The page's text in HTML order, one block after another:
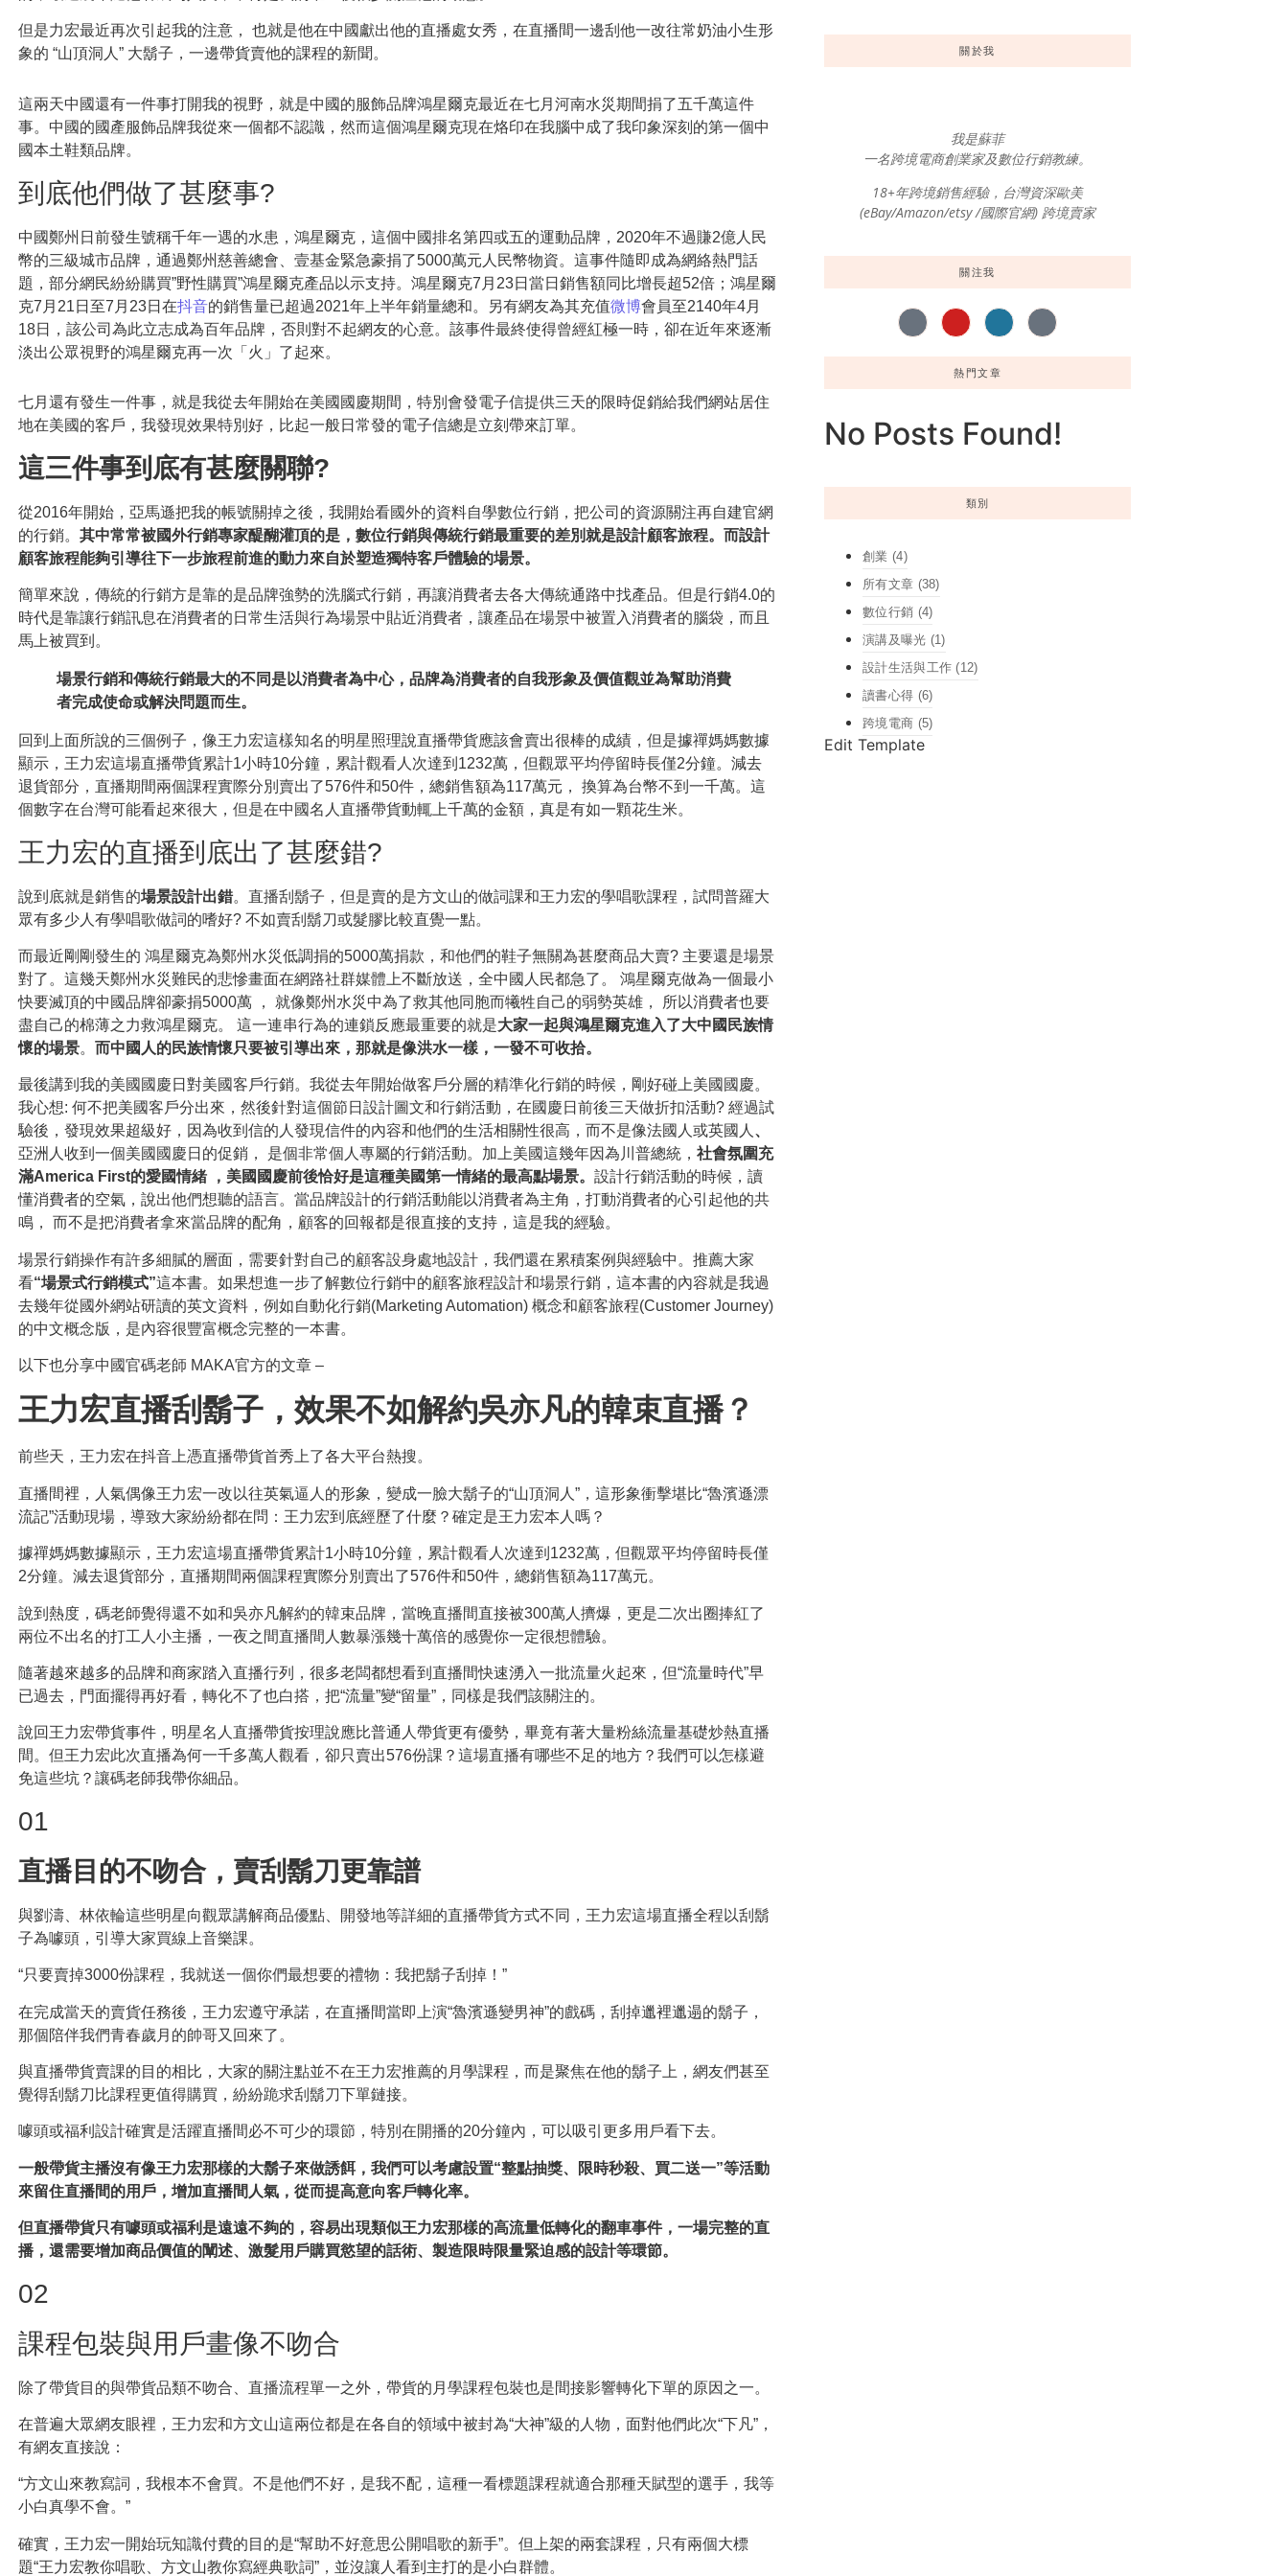
但是力宏最近再次引起我的注意， 也就是他在中國獻出他的直播處女秀，在直播間一邊刮他一改往常奶油小生形
象的 “山頂洞人” 大鬍子 ，一邊帶貨賣他的課程的新聞 。
這兩天中國還有一件事打開我的視野，就是中國的服飾品牌鴻星爾克最近在七月河南水災期間捐了五千萬這件
事。中國的國產服飾品牌我從來一個都不認識，然而這個鴻星爾克現在烙印在我腦中成了我印象深刻的第一個中
國本土鞋類品牌。
到底他們做了甚麼事?
中國鄭州日前發生號稱千年一遇的水患，鴻星爾克，這個中國排名第四或五的運動品牌，2020年不過賺2億人民
幣的三級城市品牌，通過鄭州慈善總會、壹基金緊急豪捐了5000萬元人民幣物資。這事件隨即成為網絡熱門話
題，部分網民紛紛購買”野性購買”鴻星爾克產品以示支持。鴻星爾克7月23日當日銷售額同比增長超52倍；鴻星爾
克7月21日至7月23日在抖音的銷售量已超過2021年上半年銷量總和。另有網友為其充值微博會員至2140年4月
18日，該公司為此立志成為百年品牌，否則對不起網友的心意。該事件最終使得曾經紅極一時，卻在近年來逐漸
淡出公眾視野的鴻星爾克再一次「火」了起來。
七月還有發生一件事，就是我從去年開始在美國國慶期間，特別會發電子信提供三天的限時促銷給我們網站居住
地在美國的客戶，我發現效果特別好，比起一般日常發的電子信總是立刻帶來訂單。
這三件事到底有甚麼關聯?
從2016年開始，亞馬遜把我的帳號關掉之後 ，我開始看國外的資料自學數位行銷，把公司的資源關注再自建官網
的行銷。 其中常常被國外行銷專家醍醐灌頂的是，數位行銷與傳統行銷最重要的差別就是設計顧客旅程。而設計
顧客旅程能夠引導往下一步旅程前進的動力來自於塑造獨特客戶體驗的場景。
簡單來說，傳統的行銷方是靠的是品牌強勢的洗腦式行銷，再讓消費者去各大傳統通路中找產品。但是行銷4.0的
時代是靠讓行銷訊息在消費者的日常生活與行為場景中貼近消費者，讓產品在場景中被置入消費者的腦袋，而且
馬上被買到 。
場景行銷和傳統行銷最大的不同是以消費者為中心，品牌為消費者的自我形象及價值觀並為幫助消費
者完成使命或解決問題而生。
回到上面所說的三個例子，像王力宏這樣知名的明星照理說直播帶貨應該會賣出很棒的成績，但是據禪媽媽數據
顯示，王力宏這場直播帶貨累計1小時10分鐘，累計觀看人次達到1232萬，但觀眾平均停留時長僅2分鐘。減去
退貨部分，直播期間兩個課程實際分別賣出了576件和50件，總銷售額為117萬元 ，
換算為台幣不到一千萬。這
個數字在台灣可能看起來很大，但是在中國名人直播帶貨動輒上千萬的金額 ，真是有如一顆花生米。
王力宏的直播到底出了甚麼錯?
說到底就是銷售的場景設計出錯。直播刮鬍子，但是賣的是方文山的做詞課和王力宏的學唱歌課程，試問普羅大
眾有多少人有學唱歌做詞的嗜好? 不如賣刮鬍刀或髮膠比較直覺一點。
而最近剛剛發生的 鴻星爾克為鄭州 水災低調捐的5000萬捐款 ，和他們的鞋子無關為甚麼商品大賣? 主要還是場景
對了 。這幾天鄭州水災難民的悲慘畫面在網路社群媒體上不斷放送，全中國人民都急了。 鴻星爾克做為一個最小
快要滅頂的中國品牌卻豪捐5000萬
， 就像鄭州水災中為了救其他同胞而犧牲自己的弱勢英雄 ，
所以消費者也要
盡自己的棉薄之力救鴻星爾克。 這一連串行為的連鎖反應最重要的就是大家一起與鴻星爾克進入了大中國民族情
懷的場景。 而中國人的民族情懷只要被引導出來，那就是像洪水一樣，一發不可收拾。
最後講到我的美國國慶日對美國客戶行銷。我從去年開始做客戶分層的精準化行銷的時候 ，剛好碰上美國國慶。
我心想: 何不把美國客戶分出來，然後針對這個節日設計圖文和行銷活動，在國慶日前後三天做折扣活動? 經過試
驗後，發現效果超級好，因為收到信的人發現信件的內容和他們的生活相關性很高，而不是像法國人或英國人 、
亞洲人收到一個美國國慶日的促銷 ， 是個非常個人專屬的行銷活動。加上美國這幾年因為川普總統， 社會氛圍充
滿America First的愛國情緒 ，美國國慶前後恰好是這種美國第一情緒的最高點場景。 設計行銷活動的時候，讀
懂消費者的空氣，說出他們想聽的語言。當品牌設計的行銷活動能以消費者為主角，打動消費者的心引起他的共
鳴，
而不是把消費者拿來當品牌的配角，顧客的回報都是很直接的支持，這是我的經驗。
場景行銷操作有許多細膩的層面，需要針對自己的顧客設身處地設計，我們還在累積案例與經驗中。推薦大家
看“場景式行銷模式”這本書。如果想進一步了解數位行銷中的顧客旅程設計和場景行銷，這本書的內容就是我過
去幾年從國外網站研讀的英文資料，例如自動化行銷(Marketing Automation) 概念和顧客旅程(Customer Journey)
的中文概念版，是內容很豐富概念完整的一本書。
以下也分享中國官碼老師 MAKA官方的文章 –
王力宏直播刮鬍子，效果不如解約吳亦凡的韓束直播？
前些天，王力宏在抖音上憑直播帶貨首秀上了各大平台熱搜。
直播間裡，人氣偶像王力宏一改以往英氣逼人的形象，變成一臉大鬍子的“山頂洞人”，這形象衝擊堪比“魯濱遜漂
流記”活動現場，導致大家紛紛都在問：王力宏到底經歷了什麼？確定是王力宏本人嗎？
據禪媽媽數據顯示，王力宏這場直播帶貨累計1小時10分鐘，累計觀看人次達到1232萬，但觀眾平均停留時長僅
2分鐘。減去退貨部分，直播期間兩個課程實際分別賣出了576件和50件，總銷售額為117萬元。
說到熱度，碼老師覺得還不如和吳亦凡解約的韓束品牌，當晚直播間直接被300萬人擠爆，更是二次出圈捧紅了
兩位不出名的打工人小主播，一夜之間直播間人數暴漲幾十萬倍的感覺你一定很想體驗。
隨著越來越多的品牌和商家踏入直播行列，很多老闆都想看到直播間快速湧入一批流量火起來，但“流量時代”早
已過去，門面擺得再好看，轉化不了也白搭，把“流量”變“留量”，同樣是我們該關注的。
說回王力宏帶貨事件，明星名人直播帶貨按理說應比普通人帶貨更有優勢，畢竟有著大量粉絲流量基礎炒熱直播
間。但王力宏此次直播為何一千多萬人觀看，卻只賣出576份課？這場直播有哪些不足的地方？我們可以怎樣避
免這些坑？讓碼老師我帶你細品。
01
直播目的不吻合，賣刮鬍刀更靠譜
與劉濤、林依輪這些明星向觀眾講解商品優點、開發地等詳細的直播帶貨方式不同，王力宏這場直播全程以刮鬍
子為噱頭，引導大家買線上音樂課。
“只要賣掉3000份課程，我就送一個你們最想要的禮物：我把鬍子刮掉！”
在完成當天的賣貨任務後，王力宏遵守承諾，在直播間當即上演“魯濱遜變男神”的戲碼，刮掉邋裡邋遢的鬍子，
那個陪伴我們青春歲月的帥哥又回來了。
與直播帶貨賣課的目的相比，大家的關注點並不在王力宏推薦的月學課程，而是聚焦在他的鬍子上，網友們甚至
覺得刮鬍刀比課程更值得購買，紛紛跪求刮鬍刀下單鏈接。
噱頭或福利設計確實是活躍直播間必不可少的環節，特別在開播的20分鐘內，可以吸引更多用戶看下去。
一般帶貨主播沒有像王力宏那樣的大鬍子來做誘餌，我們可以考慮設置“整點抽獎、限時秒殺、買二送一”等活動
來留住直播間的用戶，增加直播間人氣，從而提高意向客戶轉化率。
但直播帶貨只有噱頭或福利是遠遠不夠的，容易出現類似王力宏那樣的高流量低轉化的翻車事件，一場完整的直
播，還需要增加商品價值的闡述、激髮用戶購買慾望的話術、製造限時限量緊迫感的設計等環節。
02
課程包裝與用戶畫像不吻合
除了帶貨目的與帶貨品類不吻合、直播流程單一之外，帶貨的月學課程包裝也是間接影響轉化下單的原因之一。
在普遍大眾網友眼裡，王力宏和方文山這兩位都是在各自的領域中被封為“大神”級的人物，面對他們此次“下凡”，
有網友直接說：
“方文山來教寫詞，我根本不會買。不是他們不好，是我不配，這種一看標題課程就適合那種天賦型的選手，我等
小白真學不會。”
確實，王力宏一開始玩知識付費的目的是“幫助不好意思公開唱歌的新手”。但上架的兩套課程，只有兩個大標
題“王力宏教你唱歌、方文山教你寫經典歌詞”，並沒讓人看到主打的是小白群體。
關於我
我是蘇菲
一名跨境電商創業家及數位行銷教練。
18+年跨境銷售經驗，台灣資深歐美
(eBay/Amazon/etsy /國際官網) 跨境賣家
關注我
熱門文章
No Posts Found!
類別
創業 (4)
所有文章 (38)
數位行銷 (4)
演講及曝光 (1)
設計生活與工作 (12)
讀書心得 (6)
跨境電商 (5)
Edit Template